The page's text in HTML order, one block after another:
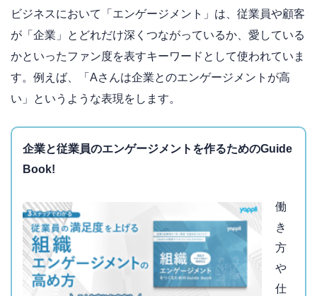
ビジネスにおいて「エンゲージメント」は、従業員や顧客
が「企業」とどれだけ深くつながっているか、愛している
かといったファン度を表すキーワードとして使われていま
す。例えば、「Aさんは企業とのエンゲージメントが高
い」というような表現をします。
企業と従業員のエンゲージメントを作るためのGuide
Book!
働
き
方
や
仕